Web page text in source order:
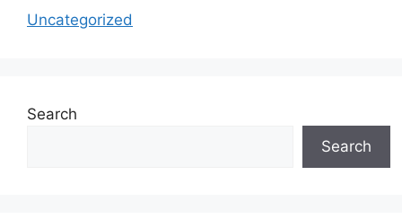
Uncategorized
Search
Search